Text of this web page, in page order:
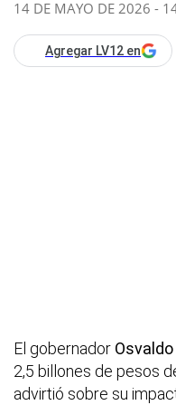
14 DE MAYO DE 2026 -
Agregar LV12 en
El gobernador
2,5 billones de pesos
advirtió sobre su